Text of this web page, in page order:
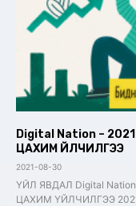
Digital Nation –
ЦАХИМ ҮЙЛЧИЛГЭЭ
2021-08-30
ҮЙЛ ЯВДАЛ Digital Nation
ЦАХИМ ҮЙЛЧИЛГЭЭ